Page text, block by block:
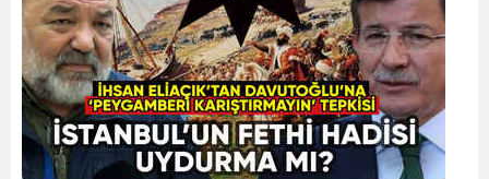
Van
Yozgat
Zonguldak
Aksaray